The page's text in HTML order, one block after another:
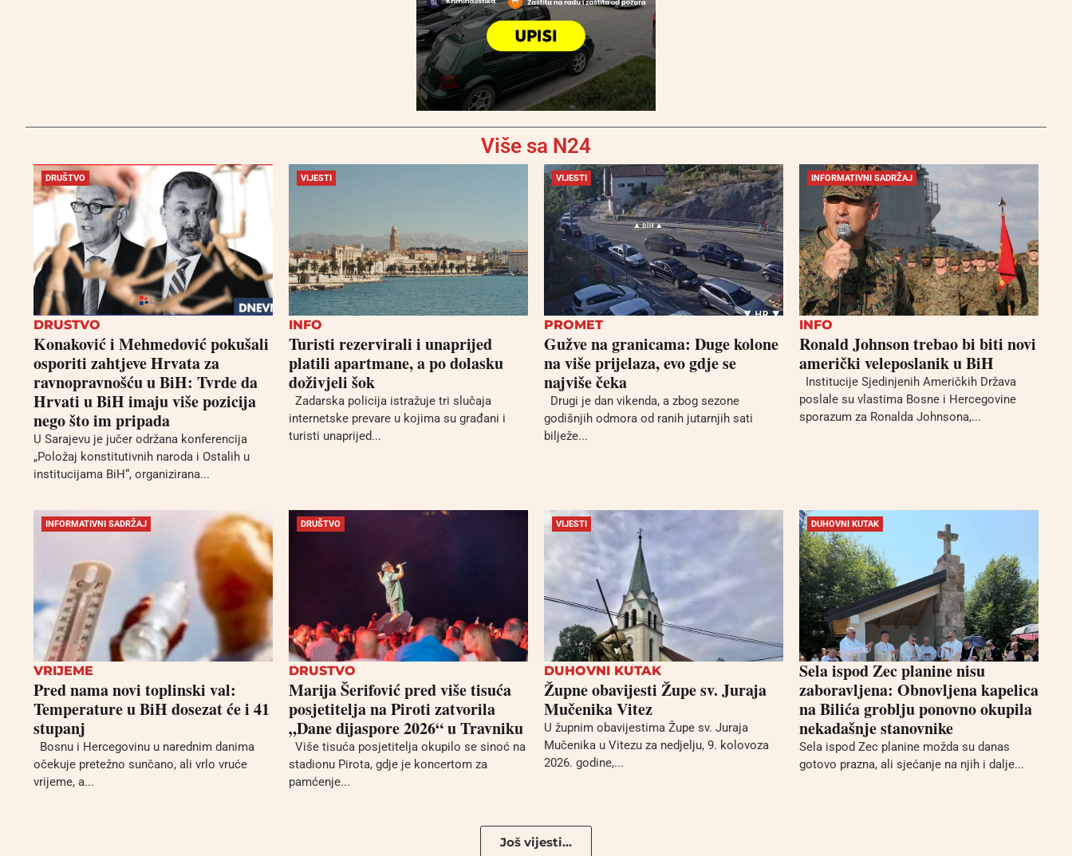
Više sa N24
DRUŠTVO
DRUSTVO
Konaković i Mehmedović pokušali
osporiti zahtjeve Hrvata za
ravnopravnošću u BiH: Tvrde da
Hrvati u BiH imaju više pozicija
nego što im pripada
U Sarajevu je jučer održana konferencija
„Položaj konstitutivnih naroda i Ostalih u
institucijama BiH“, organizirana...
VIJESTI
INFO
Turisti rezervirali i unaprijed
platili apartmane, a po dolasku
doživjeli šok
Zadarska policija istražuje tri slučaja
internetske prevare u kojima su građani i
turisti unaprijed...
VIJESTI
PROMET
Gužve na granicama: Duge kolone
na više prijelaza, evo gdje se
najviše čeka
Drugi je dan vikenda, a zbog sezone
godišnjih odmora od ranih jutarnjih sati
bilježe...
INFORMATIVNI SADRŽAJ
INFO
Ronald Johnson trebao bi biti novi
američki veleposlanik u BiH
Institucije Sjedinjenih Američkih Država
poslale su vlastima Bosne i Hercegovine
sporazum za Ronalda Johnsona,...
INFORMATIVNI SADRŽAJ
VRIJEME
Pred nama novi toplinski val:
Temperature u BiH dosezat će i 41
stupanj
Bosnu i Hercegovinu u narednim danima
očekuje pretežno sunčano, ali vrlo vruće
vrijeme, a...
DRUŠTVO
DRUSTVO
Marija Šerifović pred više tisuća
posjetitelja na Piroti zatvorila
„Dane dijaspore 2026“ u Travniku
Više tisuća posjetitelja okupilo se sinoć na
stadionu Pirota, gdje je koncertom za
pamćenje...
VIJESTI
DUHOVNI KUTAK
Župne obavijesti Župe sv. Juraja
Mučenika Vitez
U župnim obavijestima Župe sv. Juraja
Mučenika u Vitezu za nedjelju, 9. kolovoza
2026. godine,...
DUHOVNI KUTAK
Sela ispod Zec planine nisu
zaboravljena: Obnovljena kapelica
na Bilića groblju ponovno okupila
nekadašnje stanovnike
Sela ispod Zec planine možda su danas
gotovo prazna, ali sjećanje na njih i dalje...
Još vijesti...